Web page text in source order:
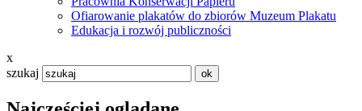
Ofiarowanie plakatów do zbiorów Muzeum Plakatu
Edukacja i rozwój publiczności
x
szukaj